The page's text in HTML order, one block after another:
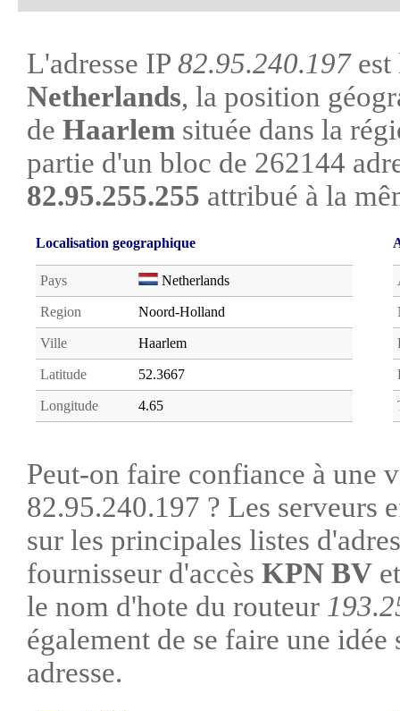
L'adresse IP 82.95.240.197est
Netherlands, la position
de Haarlem située dans la
partie d'un bloc de 262144
82.95.255.255 attribué à la
Localisation geographique
Pays Netherlands
Region Noord-Holland
Ville Haarlem
Latitude 52.3667
Longitude 4.65
Peut-on faire confiance à une
82.95.240.197 ? Les serveurs
sur les principales listes
fournisseur d'accès KPN BV
le nom d'hote du routeur
également de se faire une
adresse.